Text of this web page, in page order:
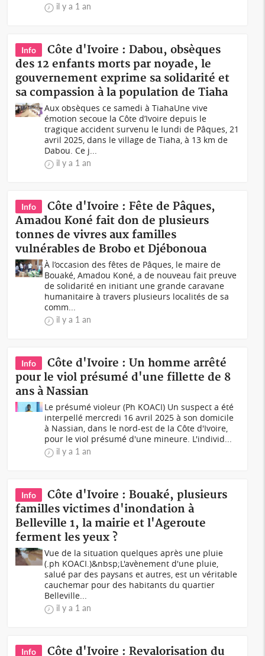
il y a 1 an
Info
Côte d'Ivoire : Dabou, obsèques
des 12 enfants morts par noyade, le
gouvernement exprime sa solidarité et
sa compassion à la population de Tiaha
Aux obsèques ce samedi à TiahaUne vive
émotion secoue la Côte d’Ivoire depuis le
tragique accident survenu le lundi de Pâques, 21
avril 2025, dans le village de Tiaha, à 13 km de
Dabou. Ce j...
il y a 1 an
Info
Côte d'Ivoire : Fête de Pâques,
Amadou Koné fait don de plusieurs
tonnes de vivres aux familles
vulnérables de Brobo et Djébonoua
À l’occasion des fêtes de Pâques, le maire de
Bouaké, Amadou Koné, a de nouveau fait preuve
de solidarité en initiant une grande caravane
humanitaire à travers plusieurs localités de sa
comm...
il y a 1 an
Info
Côte d'Ivoire : Un homme arrêté
pour le viol présumé d'une fillette de 8
ans à Nassian
Le présumé violeur (Ph KOACI) Un suspect a été
interpellé mercredi 16 avril 2025 à son domicile
à Nassian, dans le nord-est de la Côte d'Ivoire,
pour le viol présumé d'une mineure. L'individ...
il y a 1 an
Info
Côte d'Ivoire : Bouaké, plusieurs
familles victimes d'inondation à
Belleville 1, la mairie et l'Ageroute
ferment les yeux ?
Vue de la situation quelques après une pluie
(.ph KOACI.)&nbsp;L'avènement d'une pluie,
salué par des paysans et autres, est un véritable
cauchemar pour des habitants du quartier
Belleville...
il y a 1 an
Info Côte d'Ivoire : Revalorisation du